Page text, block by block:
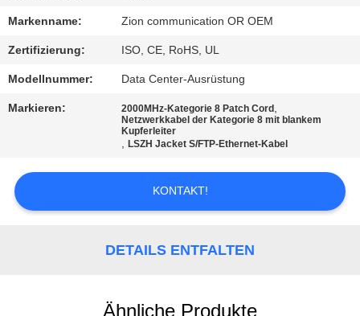
SITEMAP
Markenname: Zion communication OR OEM
Zertifizierung: ISO, CE, RoHS, UL
Modellnummer: Data Center-Ausrüstung
Markieren: 2000MHz-Kategorie 8 Patch Cord ,
Netzwerkkabel der Kategorie 8 mit blankem
Kupferleiter
,LSZH Jacket S/FTP-Ethernet-Kabel
KONTAKT!
DETAILS ENTFALTEN
Ähnliche Produkte